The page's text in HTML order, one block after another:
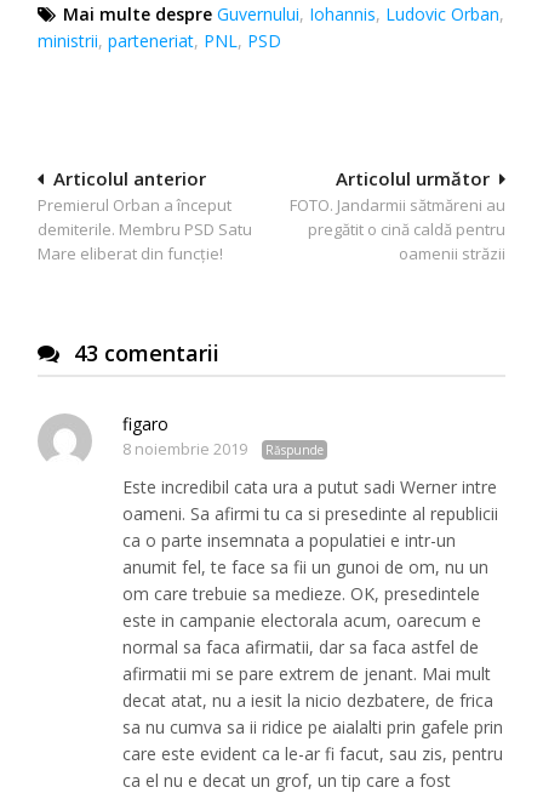
Mai multe despre Guvernului, Iohannis, Ludovic Orban,
ministrii,parteneriat, PNL, PSD
Navigare
în
articole
Articolul următor
FOTO. Jandarmii sătmăreni au
pregătit o cină caldă pentru
oamenii străzii
Articolul anterior
Premierul Orban a început
demiterile. Membru PSD Satu
Mare eliberat din funcţie!
43 comentarii
figaro
8 noiembrie 2019 Răspunde
Este incredibil cata ura a putut sadi Werner intre
oameni. Sa afirmi tu ca si presedinte al republicii
ca o parte insemnata a populatiei e intr-un
anumit fel, te face sa fii un gunoi de om, nu un
om care trebuie sa medieze. OK, presedintele
este in campanie electorala acum, oarecum e
normal sa faca afirmatii, dar sa faca astfel de
afirmatii mi se pare extrem de jenant. Mai mult
decat atat, nu a iesit la nicio dezbatere, de frica
sa nu cumva sa ii ridice pe aialalti prin gafele prin
care este evident ca le-ar fi facut, sau zis, pentru
ca el nu e decat un grof, un tip care a fost